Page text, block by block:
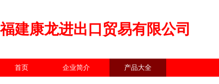
福建康龙进出口贸易有限公司
首页 企业简介 产品大全